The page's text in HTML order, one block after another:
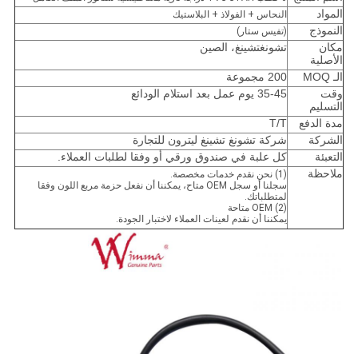
المواد النحاس + الفولاذ + البلاستيك
النموذج (تفيس ستار)
مكان
الأصلية
تشونغتشينغ، الصين
الـ MOQ
200 مجموعة
وقت
التسليم
35-45 يوم عمل بعد استلام الودائع
مدة الدفع
T/T
الشركة
شركة تشونغ تشينغ ليترون للتجارة
التعبئة
كل علبة في صندوق ورقي أو وفقا لطلبات العملاء.
ملاحظة
(1) نحن نقدم خدمات مخصصة.
سجلنا أو سجل OEM متاح، يمكننا أن نفعل حزمة مربع اللون وفقا
لمتطلباتك.
(2) OEM متاحة
يمكننا أن نقدم لعينات العملاء لاختبار الجودة.